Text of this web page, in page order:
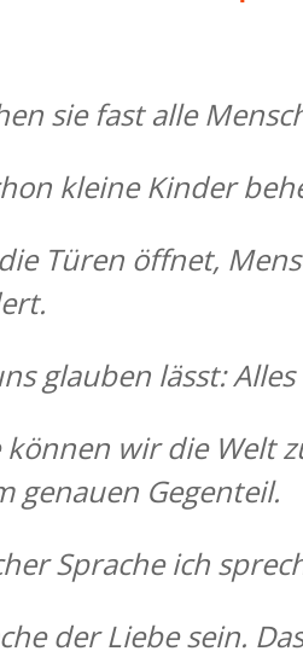
sie fast alle
kleine Kinder
Türen öffnet,
glauben lässt:
wir die Welt
genauen Gegenteil.
Sprache ich
der Liebesein.